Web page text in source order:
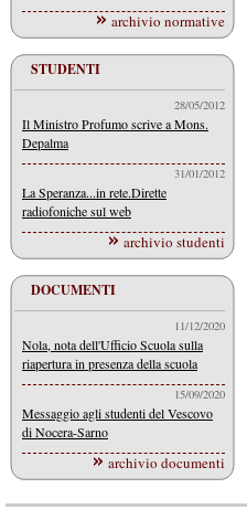
archivio normative
STUDENTI
28/05/2012
Il Ministro Profumo scrive a Mons.
Depalma
31/01/2012
La Speranza...in rete.Dirette
radiofoniche sul web
archivio studenti
DOCUMENTI
11/12/2020
Nola, nota dell'Ufficio Scuola sulla
riapertura in presenza della scuola
15/09/2020
Messaggio agli studenti del Vescovo
di Nocera-Sarno
archivio documenti